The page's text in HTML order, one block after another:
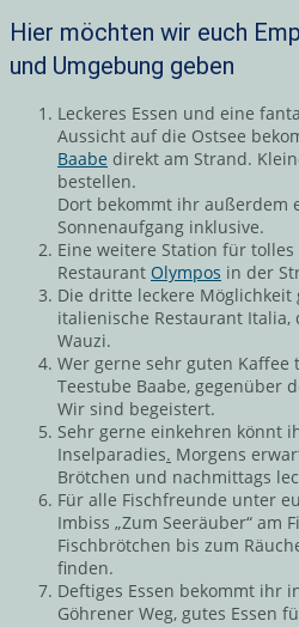
Hier möchten wir euch
und Umgebung geben
Leckeres Essen und eine
Aussicht auf die Ostsee
Baabe direkt am Strand.
bestellen.
Dort bekommt ihr außerdem
Sonnenaufgang inklusive.
Eine weitere Station für
Restaurant Olympos in der
Die dritte leckere Möglichkeit
italienische Restaurant
Wauzi.
Wer gerne sehr guten
Teestube Baabe, gegenüber
Wir sind begeistert.
Sehr gerne einkehren könnt
Inselparadies. Morgens
Brötchen und nachmittags
Für alle Fischfreunde unter
Imbiss „Zum Seeräuber“ am
Fischbrötchen bis zum
finden.
Deftiges Essen bekommt ihr
Göhrener Weg, gutes Essen